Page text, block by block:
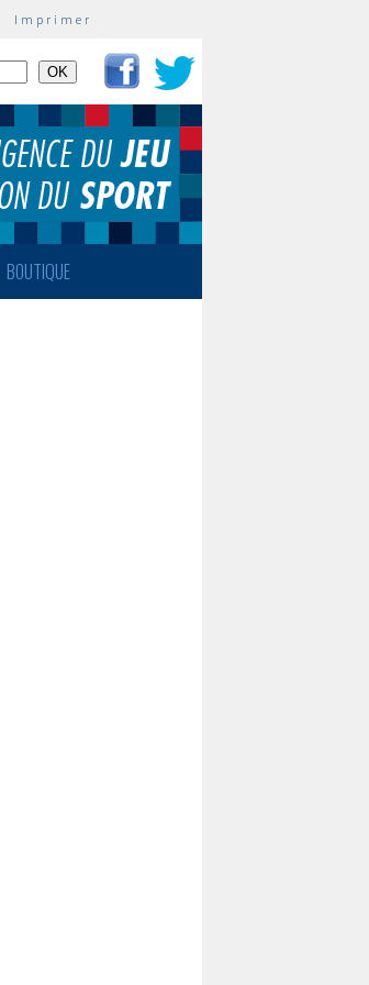
Imprimer
BOUTIQUE